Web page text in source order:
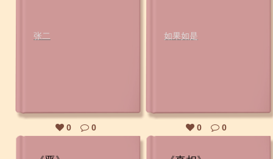
张二
0 0
如果如是
0 0